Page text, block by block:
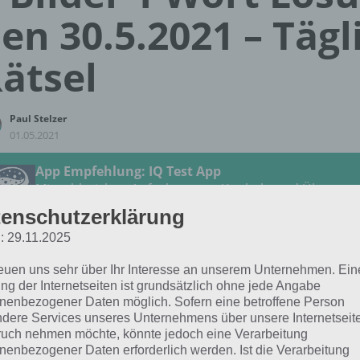
30.5.2021 –
Paul Stelzer
01.05.2021
App Empfehlung: IQ Test App
Mit zahlreichen Aufgaben zum Knobeln und Üben
JETZT KOSTENLOS HERUNTERLADEN
für das tägliche Rätsel vom 30.5.2021 zu
1 Wort. Wenn du dort aktuell feststeckst, hier die
29.11.2025
uns sehr über Ihr Interesse an unserem Unternehmen.
der Internetseiten ist grundsätzlich ohne jede Angabe
Daten möglich. Sofern eine betroffene Person
Services unseres Unternehmens über unsere
nehmen möchte, könnte jedoch eine Verarbeitung
Daten erforderlich werden. Ist die Verarbeitung